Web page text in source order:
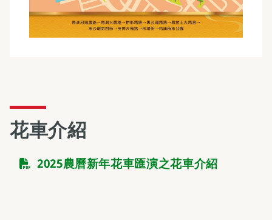
花車介紹
2025農曆新年花車匯演之花車介紹